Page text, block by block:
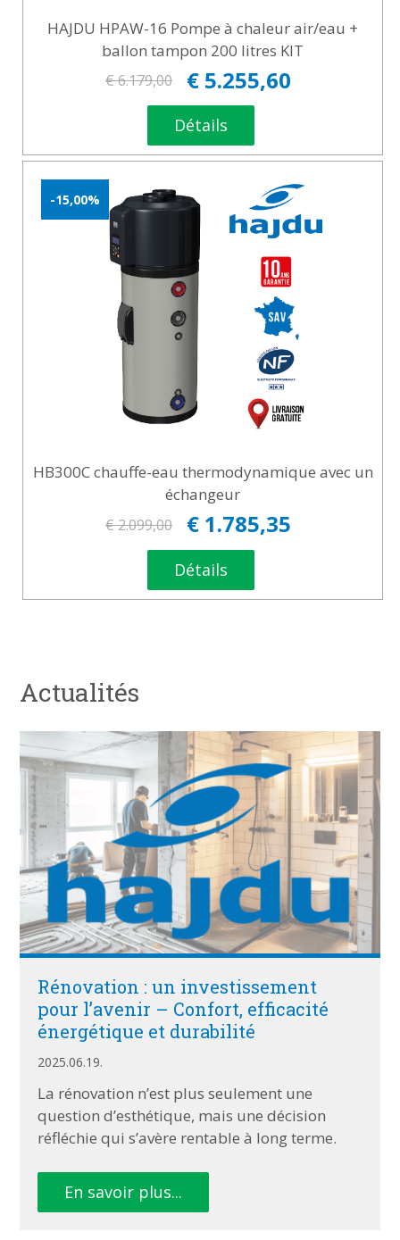
HAJDU HPAW-16 Pompe à chaleur air/eau +
ballon tampon 200 litres KIT
€ 6.179,00 € 5.255,60
Détails
HB300C chauffe-eau thermodynamique avec un
échangeur
€ 2.099,00 € 1.785,35
Détails
-15,00%
Actualités
Rénovation : un investissement
pour l’avenir – Confort, efficacité
énergétique et durabilité
2025.06.19.
La rénovation n’est plus seulement une
question d’esthétique, mais une décision
réfléchie qui s’avère rentable à long terme.
En savoir plus...